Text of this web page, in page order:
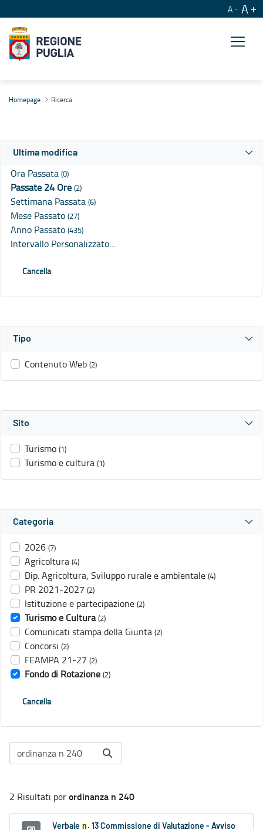
A A
Homepage Ricerca
Ultima modifica
Ora Passata (0)
Passate 24 Ore (2)
Settimana Passata (6)
Mese Passato (27)
Anno Passato (435)
Intervallo Personalizzato…
Cancella
Tipo
Contenuto Web (2)
Sito
Turismo (1)
Turismo e cultura (1)
Categoria
2026 (7)
Agricoltura (4)
Dip. Agricoltura, Sviluppo rurale e ambientale (4)
PR 2021-2027 (2)
Istituzione e partecipazione (2)
Turismo e Cultura (2)
Comunicati stampa della Giunta (2)
Concorsi (2)
FEAMPA 21-27 (2)
Fondo di Rotazione (2)
Cancella
2 Risultati perordinanza n 240
Verbale n . 13 Commissione di Valutazione - Avviso